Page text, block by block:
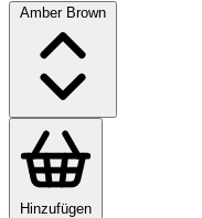
Amber Brown
Hinzufügen